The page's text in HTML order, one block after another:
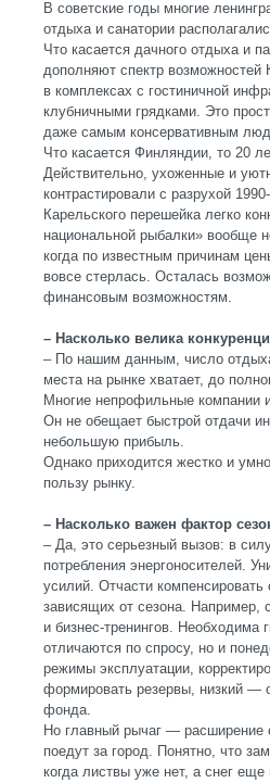
В советские годы многие
отдыха и санатории
Что касается дачного отдыха и
дополняют спектр
в комплексах с гостиничной
клубничными грядками. Это
даже самым консервативным
Что касается Финляндии, то 20
Действительно, ухоженные и
контрастировали с разрухой
Карельского перешейка легко
национальной рыбалки» вообще
когда по известным причинам
вовсе стерлась. Осталась
финансовым возможностям.
– Насколько велика
– По нашим данным, число
места на рынке хватает, до
Многие непрофильные компании
Он не обещает быстрой отдачи
небольшую прибыль.
Однако приходится жестко и
пользу рынку.
– Насколько важен фактор
– Да, это серьезный вызов: в
потребления энергоносителей.
усилий. Отчасти
зависящих от сезона. Например,
и бизнес-тренингов.
отличаются по спросу, но и
режимы эксплуатации,
формировать резервы, низкий —
фонда.
Но главный рычаг — расширение
поедут за город. Понятно, что
когда листвы уже нет, а снег